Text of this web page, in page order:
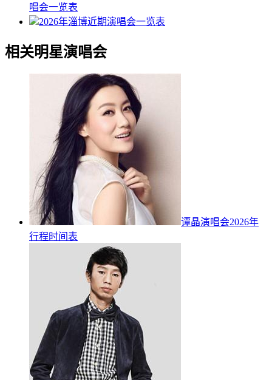
唱会一览表
2026年淄博近期演唱会一览表
相关明星演唱会
谭晶演唱会2026年
行程时间表